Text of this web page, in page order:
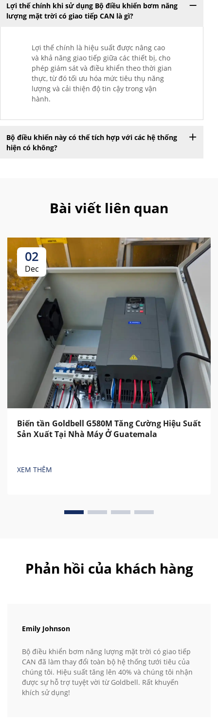
Lợi thế chính khi sử dụng Bộ điều khiển bơm năng
lượng mặt trời có giao tiếp CAN là gì?
Lợi thế chính là hiệu suất được nâng cao
và khả năng giao tiếp giữa các thiết bị, cho
phép giám sát và điều khiển theo thời gian
thực, từ đó tối ưu hóa mức tiêu thụ năng
lượng và cải thiện độ tin cậy trong vận
hành.
Bộ điều khiển này có thể tích hợp với các hệ thống
hiện có không?
Bài viết liên quan
02
Dec
Biến tần Goldbell G580M Tăng Cường Hiệu Suất
Sản Xuất Tại Nhà Máy Ở Guatemala
XEM THÊM
Phản hồi của khách hàng
Emily Johnson
Bộ điều khiển bơm năng lượng mặt trời có giao tiếp
CAN đã làm thay đổi toàn bộ hệ thống tưới tiêu của
chúng tôi. Hiệu suất tăng lên 40% và chúng tôi nhận
được sự hỗ trợ tuyệt vời từ Goldbell. Rất khuyến
khích sử dụng!